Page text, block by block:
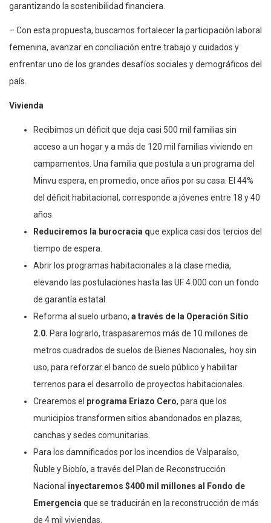
garantizando la sostenibilidad financiera.
– Con esta propuesta, buscamos fortalecer la participación laboral
femenina, avanzar en conciliación entre trabajo y cuidados y
enfrentar uno de los grandes desafíos sociales y demográficos del
país.
Vivienda
Recibimos un déficit que deja casi 500 mil familias sin
acceso a un hogar y a más de 120 mil familias viviendo en
campamentos. Una familia que postula a un programa del
Minvu espera, en promedio, once años por su casa. El 44%
del déficit habitacional, corresponde a jóvenes entre 18 y 40
años.
Reduciremos la burocracia que explica casi dos tercios del
tiempo de espera.
Abrir los programas habitacionales a la clase media,
elevando las postulaciones hasta las UF 4.000 con un fondo
de garantía estatal.
Reforma al suelo urbano, a través de la Operación Sitio
2.0. Para lograrlo, traspasaremos más de 10 millones de
metros cuadrados de suelos de Bienes Nacionales, hoy sin
uso, para reforzar el banco de suelo público y habilitar
terrenos para el desarrollo de proyectos habitacionales.
Crearemos el programa Eriazo Cero, para que los
municipios transformen sitios abandonados en plazas,
canchas y sedes comunitarias.
Para los damnificados por los incendios de Valparaíso,
Ñuble y Biobío, a través del Plan de Reconstrucción
Nacional inyectaremos $400 mil millones al Fondo de
Emergencia que se traducirán en la reconstrucción de más
de 4 mil viviendas.